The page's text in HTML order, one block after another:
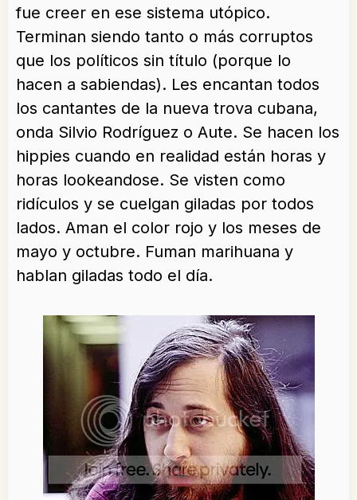
fue creer en ese sistema utópico.
Terminan siendo tanto o más corruptos
que los políticos sin título (porque lo
hacen a sabiendas). Les encantan todos
los cantantes de la nueva trova cubana,
onda Silvio Rodríguez o Aute. Se hacen los
hippies cuando en realidad están horas y
horas lookeandose. Se visten como
ridículos y se cuelgan giladas por todos
lados. Aman el color rojo y los meses de
mayo y octubre. Fuman marihuana y
hablan giladas todo el día.